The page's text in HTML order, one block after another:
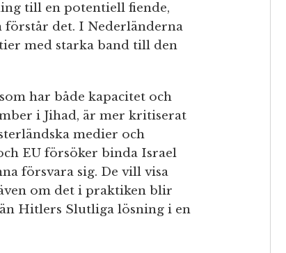
till en potentiell fiende,
det. I Nederländerna
med starka band till den
har både kapacitet och
i Jihad, är mer kritiserat
medier och
EU försöker binda Israel
försvara sig. De vill visa
om det i praktiken blir
Hitlers Slutliga lösning i en